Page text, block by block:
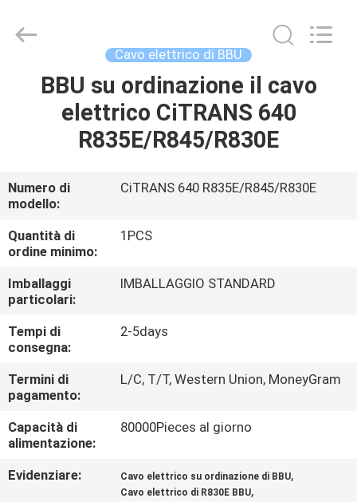
CASA
PRODOTTI
CIRCA
NOI
GIRO
DELLA
FABBRICA
CONTROLLO
DI
QUALITÀ
MAPPA
WanyYi Telecom Tech Co.,Limited.
Cavo elettrico di BBU
BBU su ordinazione il cavo
elettrico CiTRANS 640
R835E/R845/R830E
Numero di
modello:
CiTRANS 640 R835E/R845/R830E
Quantità di
ordine minimo:
1PCS
Imballaggi
particolari:
IMBALLAGGIO STANDARD
Tempi di
consegna:
2-5days
Termini di
pagamento:
L/C, T/T, Western Union, MoneyGram
Capacità di
alimentazione:
80000Pieces al giorno
Evidenziare: Cavo elettrico su ordinazione di BBU,
Cavo elettrico di R830E BBU,